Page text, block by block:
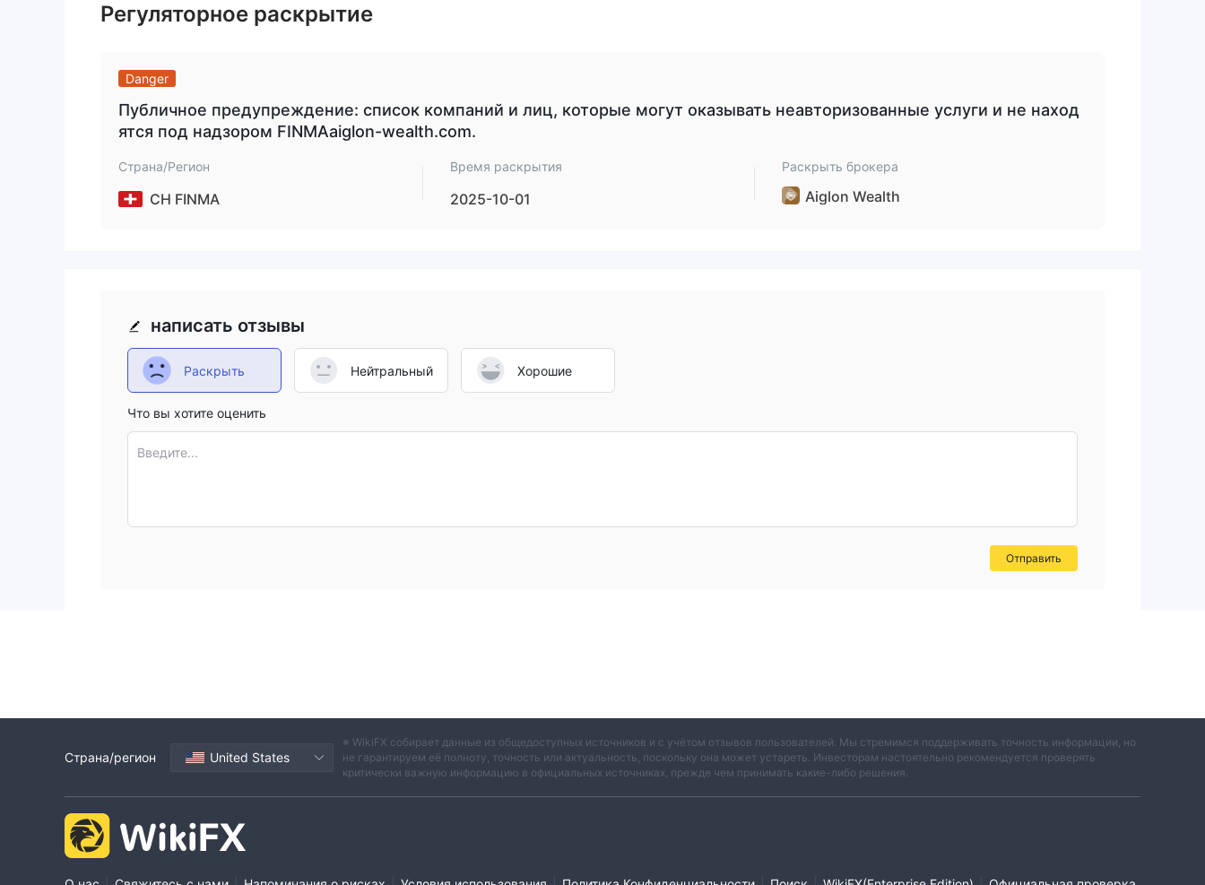
Регуляторное раскрытие
Danger
Публичное предупреждение: список компаний и лиц, которые могут оказывать неавторизованные услуги и не наход
ятся под надзором FINMAaiglon-wealth.com.
Страна/Регион
CH FINMA
Время раскрытия
2025-10-01
Раскрыть брокера
Aiglon Wealth
написать отзывы
Раскрыть Нейтральный Хорошие
Что вы хотите оценить
Введите...
Отправить
Страна/регион United States
※ WikiFX собирает данные из общедоступных источников и с учётом отзывов пользователей. Мы стремимся поддерживать точность информации, но
не гарантируем её полноту, точность или актуальность, поскольку она может устареть. Инвесторам настоятельно рекомендуется проверять
критически важную информацию в официальных источниках, прежде чем принимать какие-либо решения.